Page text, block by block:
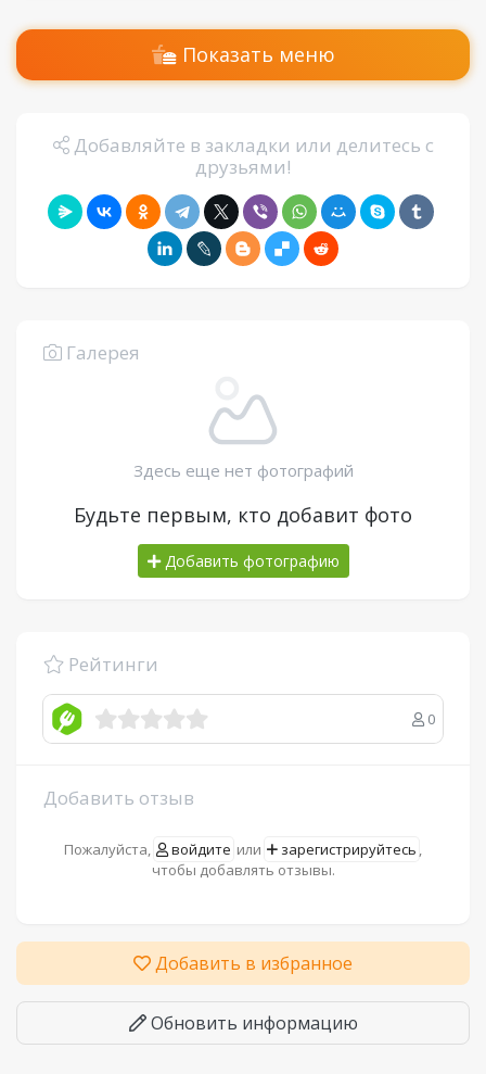
Показать меню
Добавляйте в закладки или делитесь с
друзьями!
Галерея
Здесь еще нет фотографий
Будьте первым, кто добавит фото
Добавить фотографию
Рейтинги
0
Добавить отзыв
Пожалуйста, войдите или зарегистрируйтесь ,
чтобы добавлять отзывы.
Добавить в избранное
Обновить информацию